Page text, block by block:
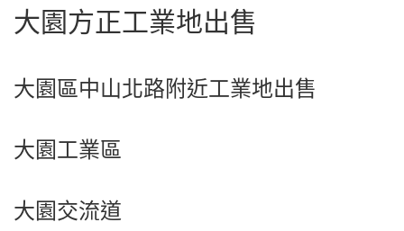
大園方正工業地出售
大園區中山北路附近工業地出售
大園工業區
大園交流道